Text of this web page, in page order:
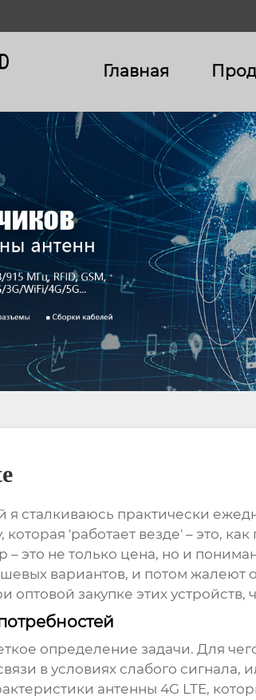
Главная
я сталкиваюсь практически
'работает везде' – это,
это не только цена, но и
вариантов, и потом жалеют
оптовой закупке этих
определение задачи. Для
в условиях слабого сигнала,
антенны 4G LTE,